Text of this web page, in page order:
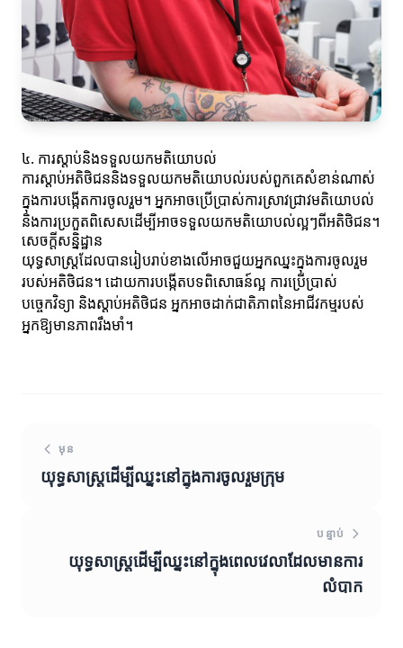
៤. ការស្ដាប់និងទទួលយកមតិយោបល់
ការស្ដាប់អតិថិជននិងទទួលយកមតិយោបល់របស់ពួកគេសំខាន់ណាស់
ក្នុងការបង្កើតការចូលរួម។ អ្នកអាចប្រើប្រាស់ការស្រាវជ្រាវមតិយោបល់
និងការប្រកួតពិសេសដើម្បីអាចទទួលយកមតិយោបល់ល្អៗពីអតិថិជន។
សេចក្តីសន្និដ្ឋាន
យុទ្ធសាស្ត្រដែលបានរៀបរាប់ខាងលើអាចជួយអ្នកឈ្នះក្នុងការចូលរួម
របស់អតិថិជន។ ដោយការបង្កើតបទពិសោធន៍ល្អ ការប្រើប្រាស់
បច្ចេកវិទ្យា និងស្ដាប់អតិថិជន អ្នកអាចដាក់ជាតិភាពនៃអាជីវកម្មរបស់
អ្នកឱ្យមានភាពរឹងមាំ។
មុន
យុទ្ធសាស្ត្រដើម្បីឈ្នះនៅក្នុងការចូលរួមក្រុម
បន្ទាប់
យុទ្ធសាស្ត្រដើម្បីឈ្នះនៅក្នុងពេលវេលាដែលមានការ
លំបាក